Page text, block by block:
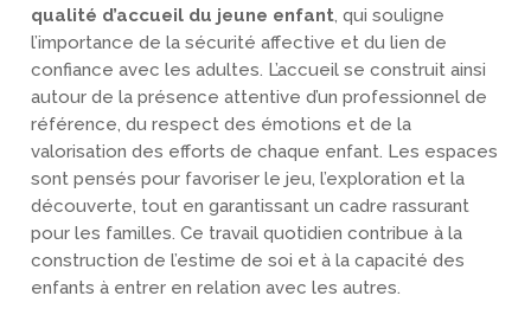
qualité d’accueil du jeune enfant , qui souligne
l’importance de la sécurité affective et du lien de
confiance avec les adultes. L’accueil se construit ainsi
autour de la présence attentive d’un professionnel de
référence, du respect des émotions et de la
valorisation des efforts de chaque enfant. Les espaces
sont pensés pour favoriser le jeu, l’exploration et la
découverte, tout en garantissant un cadre rassurant
pour les familles. Ce travail quotidien contribue à la
construction de l’estime de soi et à la capacité des
enfants à entrer en relation avec les autres.